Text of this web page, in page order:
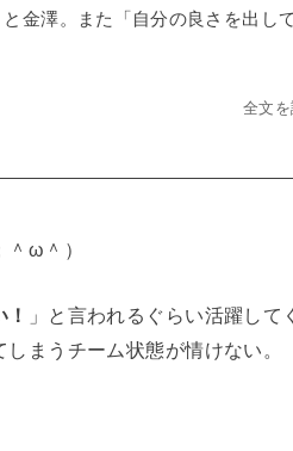
金澤。また「自分の良さを出し
全文
＾ω＾）
」と言われるぐらい活躍し
まうチーム状態が情けない。